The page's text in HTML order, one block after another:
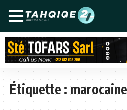
Étiquette :marocaine